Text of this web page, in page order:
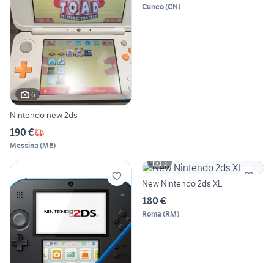
6
Nintendo new 2ds
190 €
Messina (ME)
Cuneo(CN)
3
New Nintendo 2ds XL
180 €
Roma (RM)